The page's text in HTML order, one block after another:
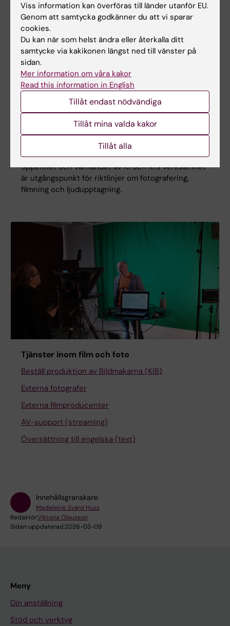
Tillstånd och riktlinjer om fotografering,
filmning och ljudupptagning i KI:s lokaler
Fotografering i KI:s lokaler kräver tillstånd om det
inte är fråga om fotografering för privat bruk eller
på uppdrag av verksamhet inom KI. Hänsyn till
öppenhet och värnandet av KI och KI:s verksamhet
är utgångspunkt för riktlinjer om fotografering,
filmning och ljudupptagning.
Tjänster inom film och foto
Beställ produktion av Bildmakarna (KIB)
Externa fotografer
Externa filmproducenter
AV-support (streaming)
Översättning till engelska (text)
Innehållsgranskare:
Madeleine Svärd Huss
Redaktör:Viktoria Olausson
Sidan uppdaterad:2026-03-09
Meny
Din anställning
Stöd och verktyg
Viss information kan överföras till länder utanför EU.
Genom att samtycka godkänner du att vi sparar
cookies.
Du kan när som helst ändra eller återkalla ditt
samtycke via kakikonen längst ned till vänster på
sidan.
Mer information om våra kakor
Read this information in English
Tillåt endast nödvändiga
Tillåt mina valda kakor
Tillåt alla